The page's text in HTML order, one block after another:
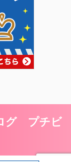
グ プチビ